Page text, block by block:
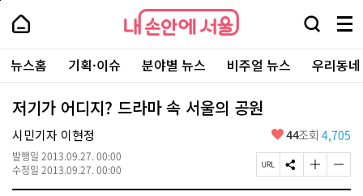
본
로
가
내
손
안
에
서
울
-
서
울
시
대
표
소
내
손
에
울
검
창
열
기
메
뉴
전
체
보
주
요
서
뉴스홈 기획·이슈 분야별 뉴스 비주얼 뉴스 우리동
저기가 어디지? 드라마 속 서울의 공원
시민기자 이현정
발행일 2013.09.27. 00:00
수정일 2013.09.27. 00:00
좋
요
44조회 4,705
페
이
S
N
글
자
글
자
페
상
단
로